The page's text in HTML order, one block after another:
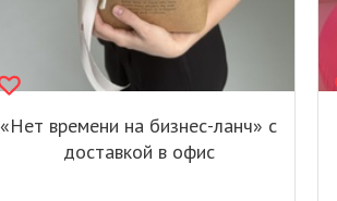
«Нет времени на бизнес-ланч» с
доставкой в офис